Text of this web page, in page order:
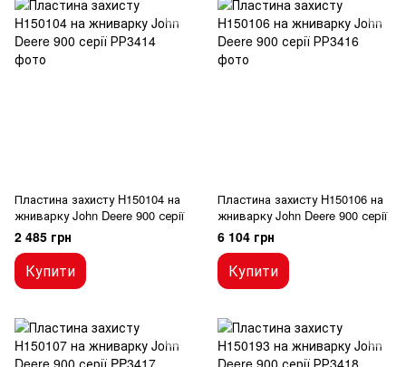
Пластина захисту H150104 на
жниварку John Deere 900 серії
2 485 грн
Купити
Пластина захисту H150106 на
жниварку John Deere 900 серії
6 104 грн
Купити